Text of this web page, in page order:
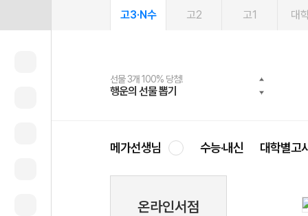
고3·N수 고2 고1 대
선물 3개 100% 당첨!
행운의 선물 뽑기
선물 100% 증정!
메가스터디 X 올리브
여름방학 스터디 캐시백
메가런 썸머스쿨
2027 러셀 단과
강사 공개선발
스마트러닝앱
설문 EVENT
메가패스
3일 무료 체험권
메가패스 수강생 무료혜택!
메가클럽 멤버십
사회공헌 캠페인
희망이룸 메가나눔
메가선생님 수능·내신 대학별고
온라인서점